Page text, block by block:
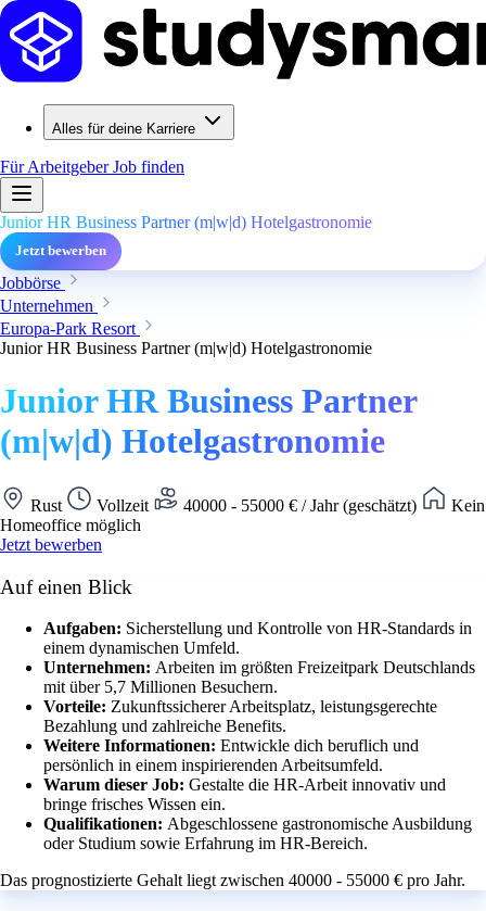
Alles für deine Karriere
Für ArbeitgeberJob finden
Junior HR Business Partner (m|w|d) Hotelgastronomie
Jetzt bewerben
Jobbörse
Unternehmen
Europa-Park Resort
Junior HR Business Partner (m|w|d) Hotelgastronomie
Junior HR Business Partner
(m|w|d) Hotelgastronomie
Rust Vollzeit 40000 - 55000 € / Jahr (geschätzt)
Kein
Homeoffice möglich
Jetzt bewerben
Auf einen Blick
Aufgaben: Sicherstellung und Kontrolle von HR-Standards in
einem dynamischen Umfeld.
Unternehmen: Arbeiten im größten Freizeitpark Deutschlands
mit über 5,7 Millionen Besuchern.
Vorteile: Zukunftssicherer Arbeitsplatz, leistungsgerechte
Bezahlung und zahlreiche Benefits.
Weitere Informationen: Entwickle dich beruflich und
persönlich in einem inspirierenden Arbeitsumfeld.
Warum dieser Job: Gestalte die HR-Arbeit innovativ und
bringe frisches Wissen ein.
Qualifikationen: Abgeschlossene gastronomische Ausbildung
oder Studium sowie Erfahrung im HR-Bereich.
Das prognostizierte Gehalt liegt zwischen 40000 - 55000 € pro Jahr.